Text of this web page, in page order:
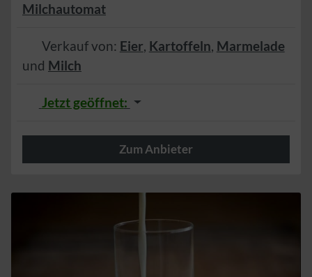
Milchautomat
Verkauf von: Eier, Kartoffeln, Marmelade
und Milch
Jetzt geöffnet:
Zum Anbieter